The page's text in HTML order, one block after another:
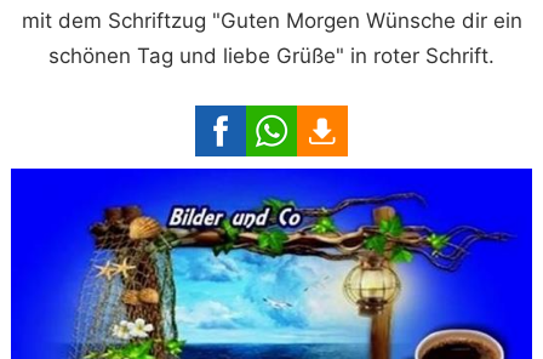
mit dem Schriftzug "Guten Morgen Wünsche dir ein
schönen Tag und liebe Grüße" in roter Schrift.